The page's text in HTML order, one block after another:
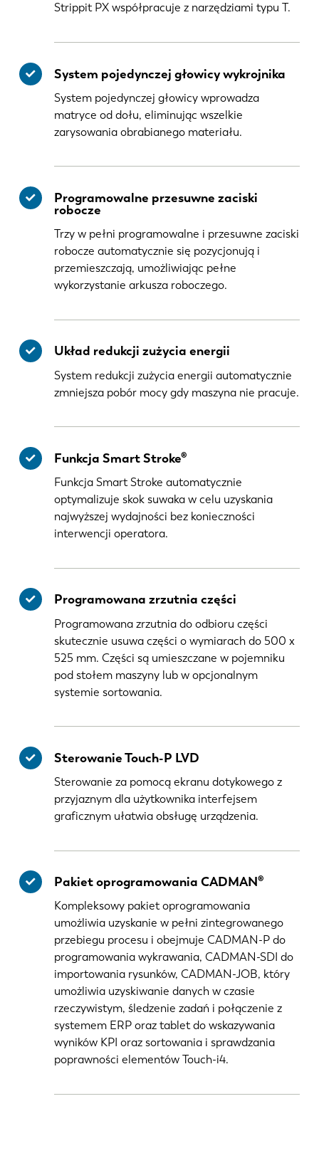
Strippit PX współpracuje z narzędziami typu T.
System pojedynczej głowicy wykrojnika
System pojedynczej głowicy wprowadza
matryce od dołu, eliminując wszelkie
zarysowania obrabianego materiału.
Programowalne przesuwne zaciski
robocze
Trzy w pełni programowalne i przesuwne zaciski
robocze automatycznie się pozycjonują i
przemieszczają, umożliwiając pełne
wykorzystanie arkusza roboczego.
Układ redukcji zużycia energii
System redukcji zużycia energii automatycznie
zmniejsza pobór mocy gdy maszyna nie pracuje.
Funkcja Smart Stroke®
Funkcja Smart Stroke automatycznie
optymalizuje skok suwaka w celu uzyskania
najwyższej wydajności bez konieczności
interwencji operatora.
Programowana zrzutnia części
Programowana zrzutnia do odbioru części
skutecznie usuwa części o wymiarach do 500 x
525 mm. Części są umieszczane w pojemniku
pod stołem maszyny lub w opcjonalnym
systemie sortowania.
Sterowanie Touch-P LVD
Sterowanie za pomocą ekranu dotykowego z
przyjaznym dla użytkownika interfejsem
graficznym ułatwia obsługę urządzenia.
Pakiet oprogramowania CADMAN®
Kompleksowy pakiet oprogramowania
umożliwia uzyskanie w pełni zintegrowanego
przebiegu procesu i obejmuje CADMAN-P do
programowania wykrawania, CADMAN-SDI do
importowania rysunków, CADMAN-JOB, który
umożliwia uzyskiwanie danych w czasie
rzeczywistym, śledzenie zadań i połączenie z
systemem ERP oraz tablet do wskazywania
wyników KPI oraz sortowania i sprawdzania
poprawności elementów Touch-i4.